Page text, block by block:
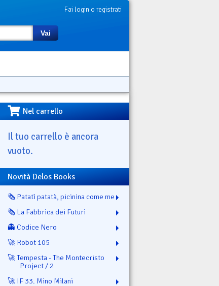
Fai login o registrati
Vai
Nel carrello
Il tuo carrello è ancora
vuoto.
Novità Delos Books
🗞️ Patatì patatà, picinina come me
🗞️ La Fabbrica dei Futuri
👻 Codice Nero
🚀 Robot 105
🚀 Tempesta - The Montecristo
Project / 2
🚀 IF 33. Mino Milani